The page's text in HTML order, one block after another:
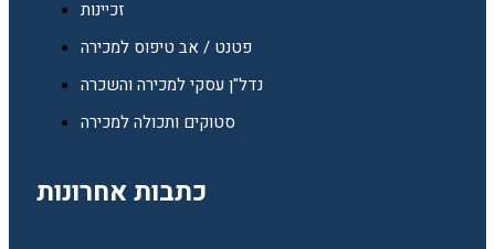
זכיינות
פטנט / אב טיפוס למכירה
נדל"ן עסקי למכירה והשכרה
סטוקים ותכולה למכירה
כתבות אחרונות